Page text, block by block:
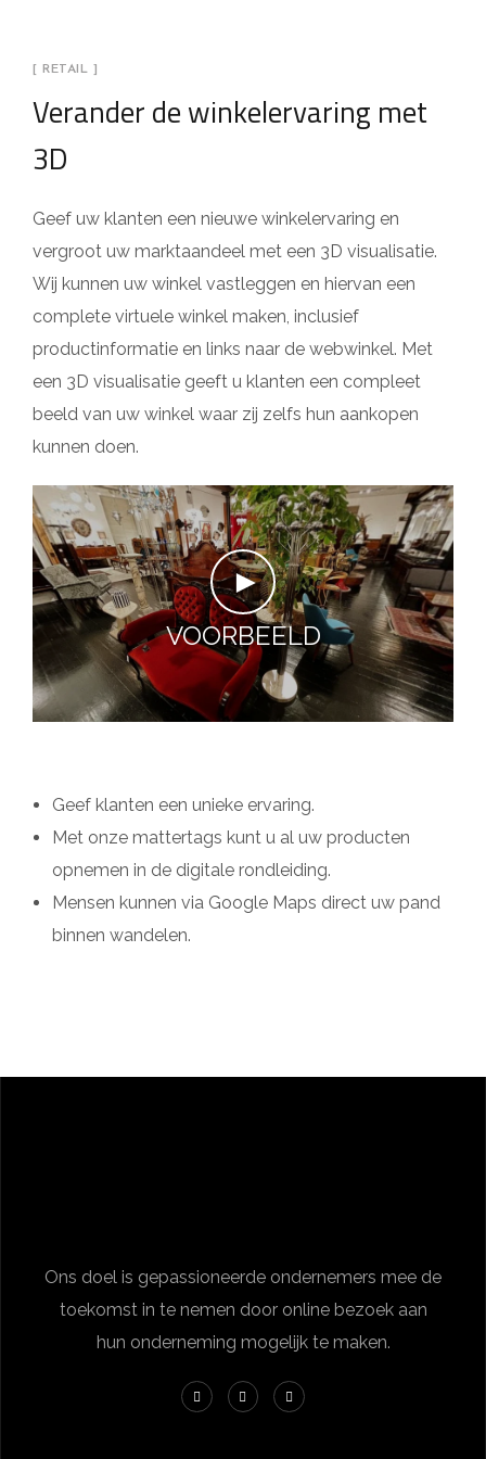
[ RETAIL ]
Verander de winkelervaring met
3D
Geef uw klanten een nieuwe winkelervaring en
vergroot uw marktaandeel met een 3D visualisatie.
Wij kunnen uw winkel vastleggen en hiervan een
complete virtuele winkel maken, inclusief
productinformatie en links naar de webwinkel. Met
een 3D visualisatie geeft u klanten een compleet
beeld van uw winkel waar zij zelfs hun aankopen
kunnen doen.
►
VOORBEELD
Geef klanten een unieke ervaring.
Met onze mattertags kunt u al uw producten
opnemen in de digitale rondleiding.
Mensen kunnen via Google Maps direct uw pand
binnen wandelen.
Ons doel is gepassioneerde ondernemers mee de
toekomst in te nemen door online bezoek aan
hun onderneming mogelijk te maken.